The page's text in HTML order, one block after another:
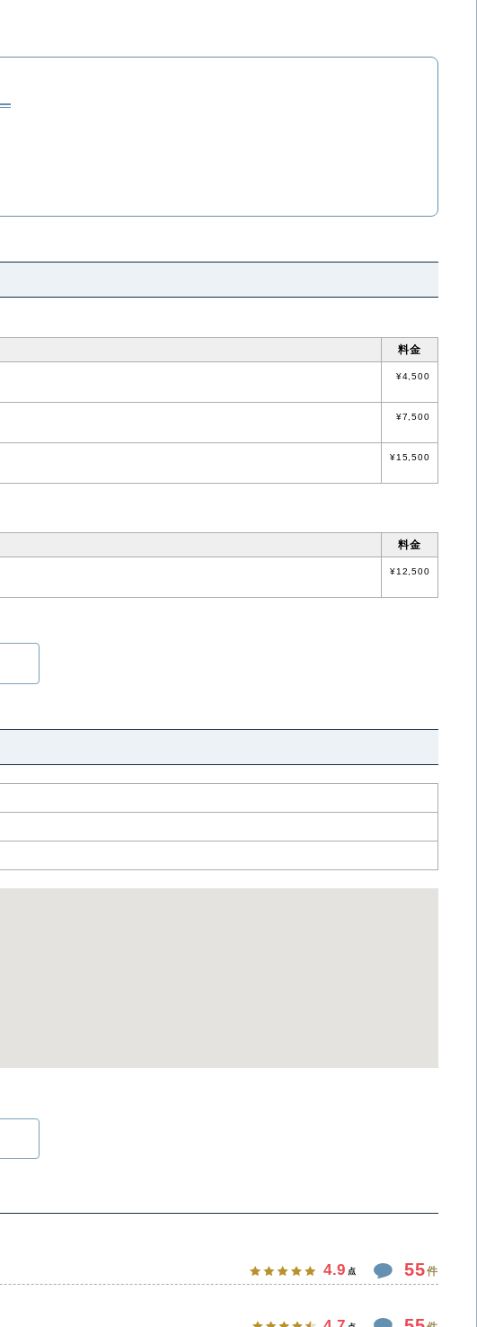
料金
¥4,500
¥7,500
¥15,500
料金
¥12,500
4.9 点 55件